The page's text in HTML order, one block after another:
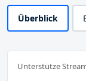
Überblick
Unterstütze